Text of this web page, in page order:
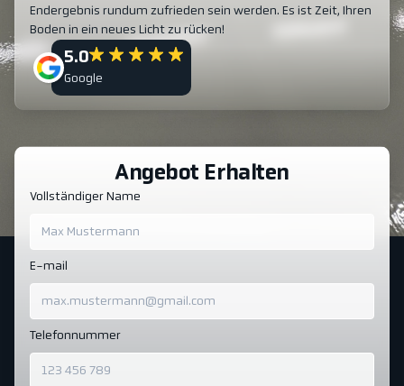
Endergebnis rundum zufrieden sein werden. Es ist Zeit, Ihren
Boden in ein neues Licht zu rücken!
5.0
Google
Angebot Erhalten
Vollständiger Name
E-mail
Telefonnummer